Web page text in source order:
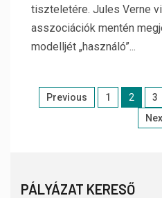
tiszteletére. Jules Verne
asszociációk mentén
modelljét „használó”...
Previous 1 2 3
PÁLYÁZAT KERESŐ